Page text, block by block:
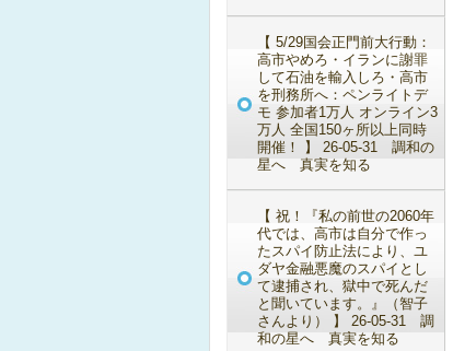
【 5/29国会正門前大行動：
高市やめろ・イランに謝罪
して石油を輸入しろ・高市
を刑務所へ：ペンライトデ
モ 参加者1万人 オンライン3
万人 全国150ヶ所以上同時
開催！ 】 26-05-31 調和の
星へ 真実を知る
【 祝！『私の前世の2060年
代では、高市は自分で作っ
たスパイ防止法により、ユ
ダヤ金融悪魔のスパイとし
て逮捕され、獄中で死んだ
と聞いています。』（智子
さんより） 】 26-05-31 調
和の星へ 真実を知る